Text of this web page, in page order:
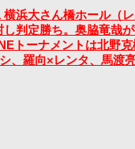
横浜大さん橋ホール（
判定勝ち。奥脇竜哉が
トーナメントは北野
、羅向×レンタ、馬渡